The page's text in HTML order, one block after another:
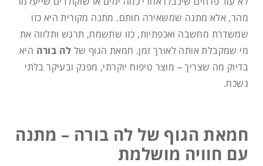
מהר, אלא מתנה שמשאירה חותם. מתנה מקורית היא כזו
שמשדרת מחשבה ואכפתיות, כזו שתשמח, תרגש ותלווה את
מי שמקבלת אותה לאורך זמן. חמאת הגוף של לה בורה היא
בדיוק מה שצריך – מוצר טיפוח יוקרתי, מפנק ובעיקר בלתי
נשכח.
חמאת הגוף של לה בורה – מתנה
עם חוויה מושלמת